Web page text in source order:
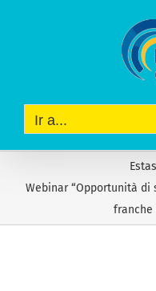
Ir a...
Webinar “Opportunità
franche